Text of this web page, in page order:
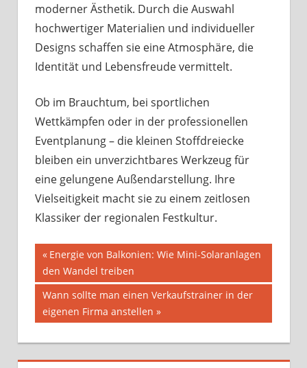
moderner Ästhetik. Durch die Auswahl
hochwertiger Materialien und individueller
Designs schaffen sie eine Atmosphäre, die
Identität und Lebensfreude vermittelt.
Ob im Brauchtum, bei sportlichen
Wettkämpfen oder in der professionellen
Eventplanung – die kleinen Stoffdreiecke
bleiben ein unverzichtbares Werkzeug für
eine gelungene Außendarstellung. Ihre
Vielseitigkeit macht sie zu einem zeitlosen
Klassiker der regionalen Festkultur.
Beitragsnavigation
Vorheriger
Beitrag:
Energie von Balkonien: Wie Mini-Solaranlagen
den Wandel treiben
Nächster
Beitrag:
Wann sollte man einen Verkaufstrainer in der
eigenen Firma anstellen